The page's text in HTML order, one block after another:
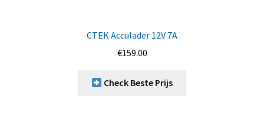
CTEK Acculader 12V 7A
€159.00
Check Beste Prijs